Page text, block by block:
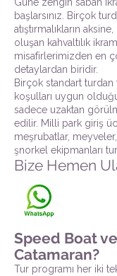
başlarsınız. Birçok
atıştırmalıkların
oluşan kahvaltılık
misafirlerimizden en
detaylardan biridir.
Birçok standart turdan
koşulları uygun
sadece uzaktan
edilir. Milli park giriş
meşrubatlar,
şnorkel ekipmanları
Bize Hemen
Speed Boat
Catamaran?
Tur programı her iki